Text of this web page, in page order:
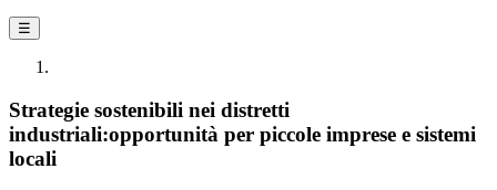
☰
Strategie sostenibili nei distretti
industriali:opportunità per piccole imprese e sistemi
locali